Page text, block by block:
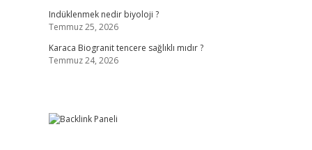
Indüklenmek nedir biyoloji ?
Temmuz 25, 2026
Karaca Biogranit tencere sağlıklı mıdır ?
Temmuz 24, 2026